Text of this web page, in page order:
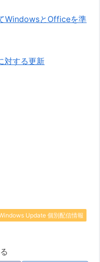
WindowsとOfficeを準
対する更新
Update 個別配信情報